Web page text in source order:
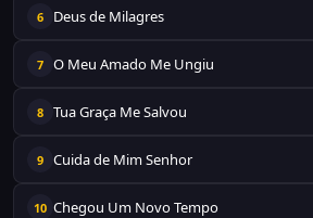
6 Deus de Milagres
7 O Meu Amado Me Ungiu
8 Tua Graça Me Salvou
9 Cuida de Mim Senhor
10 Chegou Um Novo Tempo